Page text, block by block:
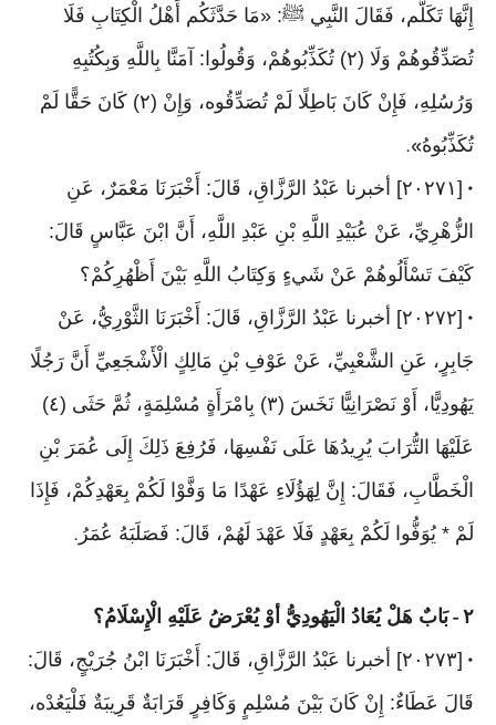
إِنَّهَا تَكَلَّم، فَقَالَ النَّبِي ﷺ: «مَا حَدَّثَكُم أَهْلُ الْكِتَابِ فَلَا
تُصَدِّقُوهُمْ وَلَا (٢) تُكَذِّبُوهُمْ، وَقُولُوا: آمَنَّا بِاللَّهِ وَبِكُتُبِهِ
وَرُسُلِهِ، فَإِنْ كَانَ بَاطِلًا لَمْ تُصَدِّقُوه، وَإِنْ (٢) كَانَ حَقًّا لَمْ
تُكَذِّبُوهُ».
•
[٢٠٢٧١] أخبرنا عَبْدُ الرَّزَّاقِ، قَالَ: أَخْبَرَنَا مَعْمَرٌ، عَنِ
الزُّهْرِيِّ، عَنْ عُبَيْدِ اللَّهِ بْنِ عَبْدِ اللَّهِ، أَنَّ ابْنَ عَبَّاسٍ قَالَ:
كَيْفَ تَسْأَلُوهُمْ عَنْ شَيءٍ وَكِتَابُ اللَّهِ بَيْنَ أَظْهُرِكُمْ؟
•
[٢٠٢٧٢] أخبرنا عَبْدُ الرَّزَّاقِ، قَالَ: أَخْبَرَنَا الثَّوْرِيُّ، عَنْ
جَابِرٍ، عَنِ الشَّعْبِيِّ، عَنْ عَوْفِ بْنِ مَالِكٍ الْأَشْجَعِيِّ أَنَّ رَجُلًا
يَهُودِيًّا، أَوْ نَصْرَانِيًّا نَخَسَ (٣) بِامْرَأَةٍ مُسْلِمَةٍ، ثُمَّ حَثَى (٤)
عَلَيْهَا التُّرَابَ يُرِيدُهَا عَلَى نَفْسِهَا، فَرُفِعَ ذَلِكَ إِلَى عُمَرَ بْنِ
الْخَطَّابِ، فَقَالَ: إِنَّ لِهَؤُلَاءِ عَهْدًا مَا وَفَّوْا لَكُمْ بِعَهْدِكُمْ، فَإِذَا
لَمْ * يُوَفُّوا لَكُمْ بِعَهْدٍ فَلَا عَهْدَ لَهُمْ، قَالَ: فَصَلَبَهُ عُمَرُ .
٢ -بَابٌ هَلْ يُعَادُ الْيَهُودِيُّ أوْ يُعْرَضُ عَلَيْهِ الْإِسْلَامُ؟
•
[٢٠٢٧٣] أخبرنا عَبْدُ الرَّزَّاقِ، قَالَ: أَخْبَرَنَا ابْنُ جُرَيْجٍ، قَالَ:
قَالَ عَطَاءٌ: إِنْ كَانَ بَيْنَ مُسْلِمٍ وَكَافِرٍ قَرَابَةٌ قَرِيبَةٌ فَلْيَعُدْه،